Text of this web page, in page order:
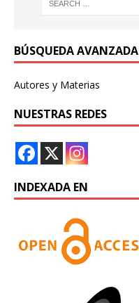
BÚSQUEDA AVANZADA
Autores y Materias
NUESTRAS REDES
INDEXADA EN